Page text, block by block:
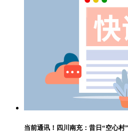
当前通讯！四川南充：昔日“空心村